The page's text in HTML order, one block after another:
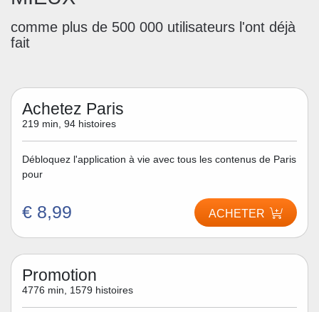
comme plus de 500 000 utilisateurs l'ont déjà
fait
Achetez Paris
219 min, 94 histoires
Débloquez l'application à vie avec tous les contenus de Paris
pour
€ 8,99 ACHETER
Promotion
4776 min, 1579 histoires